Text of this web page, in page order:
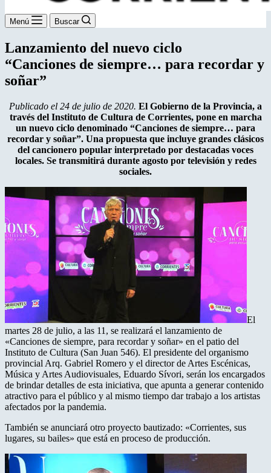
Menú Buscar
Lanzamiento del nuevo ciclo
“Canciones de siempre… para recordar y
soñar”
Publicado el 24 de julio de 2020. El Gobierno de la Provincia, a
través del Instituto de Cultura de Corrientes, pone en marcha
un nuevo ciclo denominado “Canciones de siempre… para
recordar y soñar”. Una propuesta que incluye grandes clásicos
del cancionero popular interpretado por destacadas voces
locales. Se transmitirá durante agosto por televisión y redes
sociales.
El
martes 28 de julio, a las 11, se realizará el lanzamiento de
«Canciones de siempre, para recordar y soñar» en el patio del
Instituto de Cultura (San Juan 546). El presidente del organismo
provincial Arq. Gabriel Romero y el director de Artes Escénicas,
Música y Artes Audiovisuales, Eduardo Sívori, serán los encargados
de brindar detalles de esta iniciativa, que apunta a generar contenido
atractivo para el público y al mismo tiempo dar trabajo a los artistas
afectados por la pandemia.
También se anunciará otro proyecto bautizado: «Corrientes, sus
lugares, su bailes» que está en proceso de producción.